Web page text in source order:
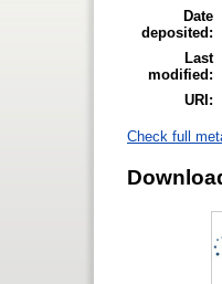
Date
deposited:
Last
modified:
URI:
Check full